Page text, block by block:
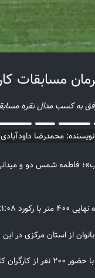
مسابقات
به کسب مدال نقره
نویسنده: محمدرضا داودآبادی
فاطمه شمس دو و
را کسب کرد.
از استان مرکزی در این
برگزاری است.